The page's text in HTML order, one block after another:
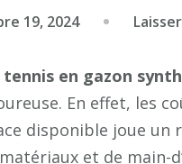
19, 2024
en gazon
En effet, les
disponible joue
et de main-